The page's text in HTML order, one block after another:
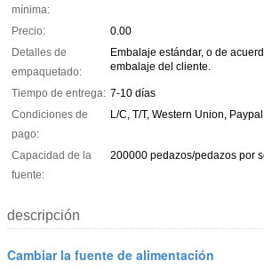
mínima:
Precio:
0.00
Detalles de
empaquetado:
Embalaje estándar, o de
embalaje del cliente.
Tiempo de entrega: 7-10 días
Condiciones de
pago:
L/C, T/T, Western Union, Paypal
Capacidad de la
fuente:
200000 pedazos/pedazos por
descripción
Cambiar la fuente de alimentación